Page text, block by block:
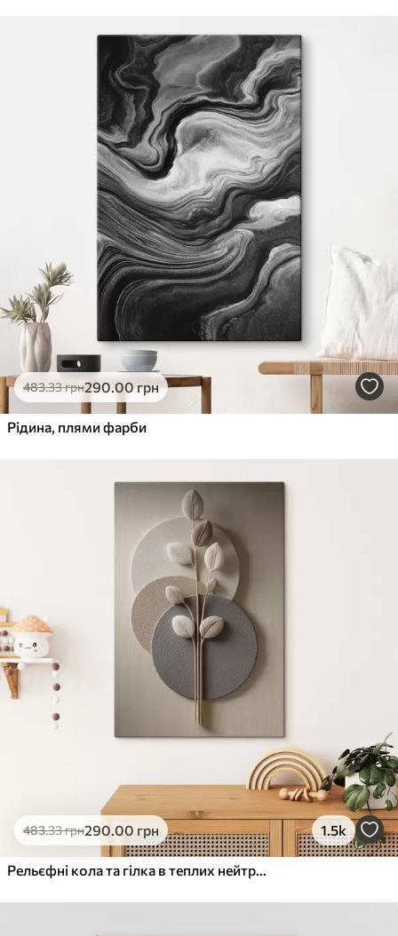
483.33грн290.00грн
Рідина, плями фарби
483.33грн290.00 грн 1.5k
Рельєфні кола та гілка в теплих нейтральних тонах